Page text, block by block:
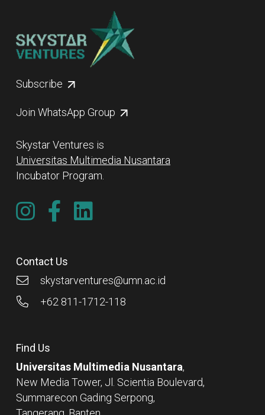
Subscribe
Join WhatsApp Group
Skystar Ventures is
Universitas Multimedia Nusantara
Incubator Program.
Contact Us
skystarventures@umn.ac.id
+62 811-1712-118
Find Us
Universitas Multimedia Nusantara,
New Media Tower, Jl. Scientia Boulevard,
Summarecon Gading Serpong,